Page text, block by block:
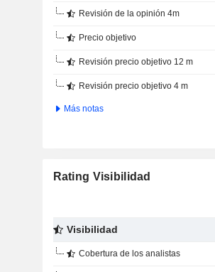
Revisión de la opinión 4m
Precio objetivo
Revisión precio objetivo 12 m
Revisión precio objetivo 4 m
Más notas
Rating Visibilidad
Visibilidad
Cobertura de los analistas